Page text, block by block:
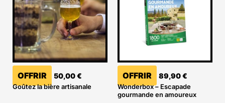
OFFRIR 50,00€
Goûtez la bière artisanale
OFFRIR 89,90€
Wonderbox – Escapade
gourmande en amoureux